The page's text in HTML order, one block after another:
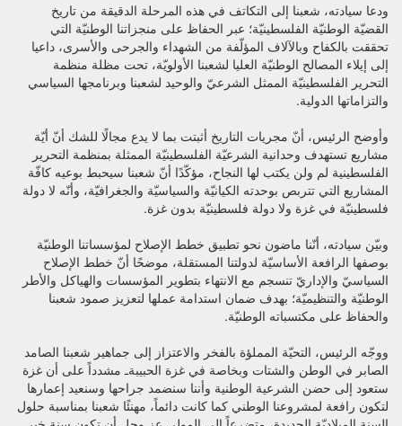
ودعا سيادته، شعبنا إلى التكاتف في هذه المرحلة الدقيقة من تاريخ
القضيّة الوطنيّة الفلسطينيّة؛ عبر الحفاظ على منجزاتنا الوطنيّة التي
تحققت بالكفاح وبالآلاف المؤلّفة من الشهداء والجرحى والأسرى، داعيا
إلى إيلاء المصالح الوطنيّة العليا لشعبنا الأولويّة، تحت مظلة منظمة
التحرير الفلسطينيّة الممثل الشرعيّ والوحيد لشعبنا وبرنامجها السياسي
والتزاماتها الدولية.
وأوضح الرئيس، أنّ مجريات التاريخ أثبتت بما لا يدع مجالًا للشك أنّ أيّة
مشاريع تستهدف وحدانية الشرعيّة الفلسطينيّة الممثلة بمنظمة التحرير
الفلسطينية لم ولن يكتب لها النجاح، مؤكّدًا أنّ شعبنا سيحبط بوعيه كافّة
المشاريع التي تتربص بوحدته الكيانيّة والسياسيّة والجغرافيّة، وأنّه لا دولة
فلسطينيّة في غزة ولا دولة فلسطينيّة بدون غزة.
وبيّن سيادته، أنّنا ماضون نحو تطبيق خطط الإصلاح لمؤسساتنا الوطنيّة
بوصفها الرافعة الأساسيّة لدولتنا المستقلة، موضحًا أنّ خطط الإصلاح
السياسيّ والإداريّ تنسجم مع الانتهاء بتطوير المؤسسات والهياكل والأطر
الوطنيّة والتنظيميّة؛ بهدف ضمان استدامة عملها لتعزيز صمود شعبنا
والحفاظ على مكتسباته الوطنيّة.
ووجّه الرئيس، التحيّة المملؤة بالفخر والاعتزاز إلى جماهير شعبنا الصامد
الصابر في الوطن والشتات وبخاصة في غزة الحبيبةـ مشدداً على أن غزة
ستعود إلى حضن الشرعية الوطنية وأننا سنضمد جراحها وسنعيد إعمارها
لتكون رافعة لمشروعنا الوطني كما كانت دائماً، مهنئًا شعبنا بمناسبة حلول